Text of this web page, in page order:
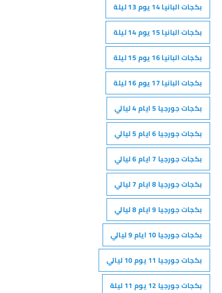
بكجات البانيا 14 يوم 13 ليلة
بكجات البانيا 15 يوم 14 ليلة
بكجات البانيا 16 يوم 15 ليلة
بكجات البانيا 17 يوم 16 ليلة
بكجات جورجيا 5 ايام 4 ليالي
بكجات جورجيا 6 ايام 5 ليالي
بكجات جورجيا 7 ايام 6 ليالي
بكجات جورجيا 8 ايام 7 ليالي
بكجات جورجيا 9 ايام 8 ليالي
بكجات جورجيا 10 ايام 9 ليالي
بكجات جورجيا 11 يوم 10 ليالي
بكجات جورجيا 12 يوم 11 ليلة